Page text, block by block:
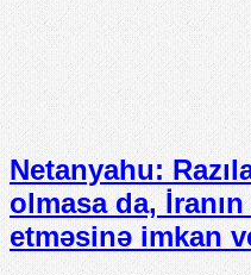
Netanyahu:
olmasa da,
etməsinə imkan